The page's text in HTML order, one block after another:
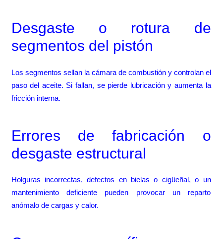
Desgaste o rotura de
segmentos del pistón
Los segmentos sellan la cámara de combustión y controlan el
paso del aceite. Si fallan, se pierde lubricación y aumenta la
fricción interna.
Errores de fabricación o
desgaste estructural
Holguras incorrectas, defectos en bielas o cigüeñal, o un
mantenimiento deficiente pueden provocar un reparto
anómalo de cargas y calor.